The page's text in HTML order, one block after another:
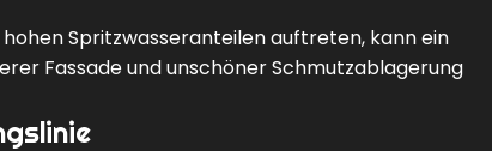
Spritzwasseranteilen auftreten, kann ein
Fassade und unschöner Schmutzablagerung